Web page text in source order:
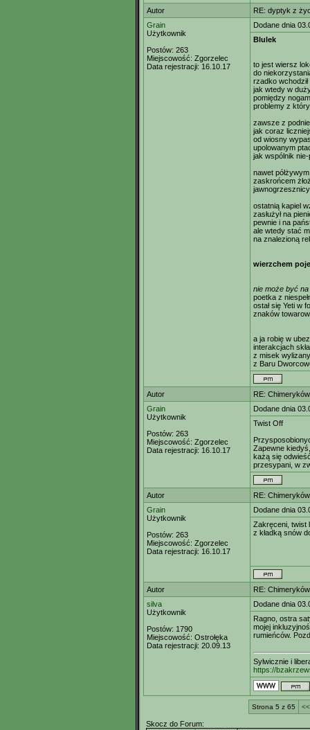
Autor
RE: dyptyk z
Grain
Użytkownik
Postów: 263
Miejscowość: Zgorzelec
Data rejestracji: 16.10.17
Dodane dnia
Blulek
to jest wiersz
do
rzadko
jak wtedy w
pomiędzy
problemy z
zawsze z
jak coraz
od wiosny
upolowanym
jak wspólnik
nawet
zaskrońcem
ostatnią kapiel
zasłużył na
pewnie i na
ale wtedy stać
na znalezioną
wierzchem
nie może być
poetka z
ostał się Yeti w
znaków
a ja robię w
interakcjach
z misek
z Baru
Autor
RE:
Grain
Użytkownik
Postów: 263
Miejscowość: Zgorzelec
Data rejestracji: 16.10.17
Dodane dnia
Twist Off
Zapewne
każą się
przesypani, w
Autor
RE:
Grain
Użytkownik
Postów: 263
Miejscowość: Zgorzelec
Data rejestracji: 16.10.17
Dodane dnia
Zakręceni, twist
z kładką snów
Autor
RE:
silva
Użytkownik
Postów: 1790
Miejscowość: Ostrołęka
Data rejestracji: 20.09.13
Dodane dnia
Ragno, ostra
mojej
rumieńców.
Sylwicznie i
https://
Strona 5 z 65 <<
Skocz do Forum: